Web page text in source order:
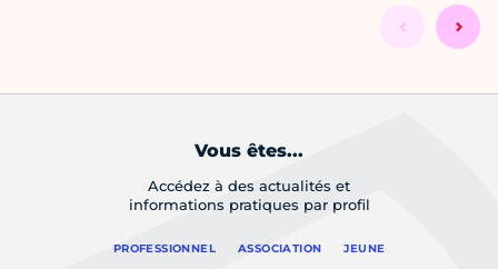
Vous êtes...
Accédez à des actualités et
informations pratiques par profil
PROFESSIONNEL ASSOCIATION JEUNE